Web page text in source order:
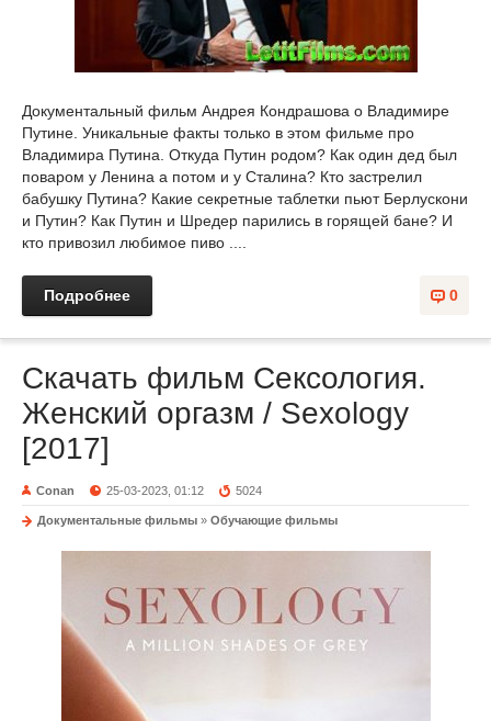
Документальный фильм Андрея Кондрашова о Владимире
Путине. Уникальные факты только в этом фильме про
Владимира Путина. Откуда Путин родом? Как один дед был
поваром у Ленина а потом и у Сталина? Кто застрелил
бабушку Путина? Какие секретные таблетки пьют Берлускони
и Путин? Как Путин и Шредер парились в горящей бане? И
кто привозил любимое пиво ....
0
Подробнее
Скачать фильм Сексология.
Женский оргазм / Sexology
[2017]
Conan 25-03-2023, 01:12 5024
Документальные фильмы » Обучающие фильмы